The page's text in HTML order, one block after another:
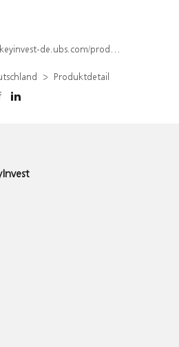
de.ubs.com/produkt/detail/index/isin/DE000WA81Z88
Produktdetail